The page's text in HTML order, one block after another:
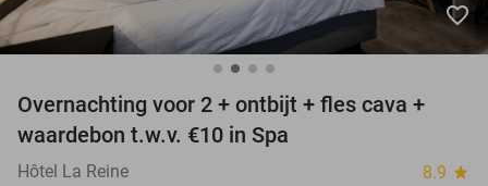
favorite_border
Overnachting voor 2 + ontbijt + fles cava +
waardebon t.w.v. €10 in Spa
Hôtel La Reine 8.9 star